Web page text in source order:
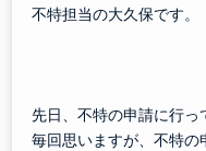
不特担当の大久保です。
先日、不特の申請に行っ
毎回思いますが、不特の